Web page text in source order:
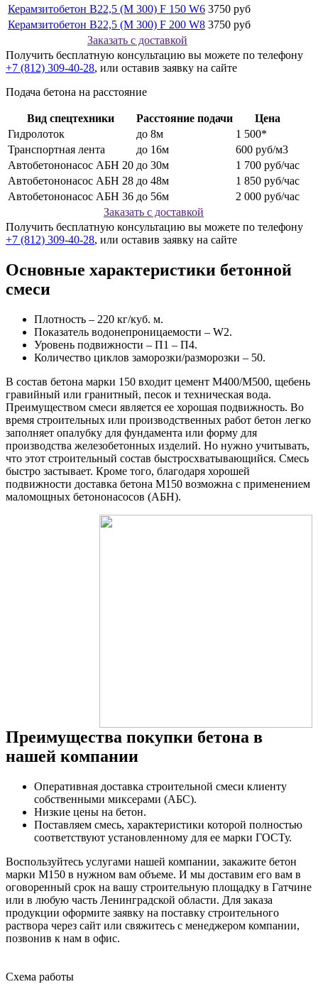
Керамзитобетон В22,5 (М 300) F 150 W6 3750 руб
Керамзитобетон В22,5 (М 300) F 200 W8 3750 руб
Заказать с доставкой
Получить бесплатную консультацию вы можете по телефону
+7 (812) 309-40-28, или оставив заявку на сайте
Подача бетона на расстояние
Вид спецтехники Расстояние подачи
Цена
Гидролоток
до 8м
1 500*
Транспортная лента
до 16м
600 руб/м3
Автобетононасос АБН 20 до 30м
1 700 руб/час
Автобетононасос АБН 28 до 48м
1 850 руб/час
Автобетононасос АБН 36 до 56м
2 000 руб/час
Заказать с доставкой
Получить бесплатную консультацию вы можете по телефону
+7 (812) 309-40-28, или оставив заявку на сайте
Основные характеристики бетонной
смеси
Плотность – 220 кг/куб. м.
Показатель водонепроницаемости – W2.
Уровень подвижности – П1 – П4.
Количество циклов заморозки/разморозки – 50.
В состав бетона марки 150 входит цемент М400/М500, щебень
гравийный или гранитный, песок и техническая вода.
Преимуществом смеси является ее хорошая подвижность. Во
время строительных или производственных работ бетон легко
заполняет опалубку для фундамента или форму для
производства железобетонных изделий. Но нужно учитывать,
что этот строительный состав быстросхватывающийся. Смесь
быстро застывает. Кроме того, благодаря хорошей
подвижности доставка бетона М150 возможна с применением
маломощных бетононасосов (АБН).
Преимущества покупки бетона в
нашей компании
Оперативная доставка строительной смеси клиенту
собственными миксерами (АБС).
Низкие цены на бетон.
Поставляем смесь, характеристики которой полностью
соответствуют установленному для ее марки ГОСТу.
Воспользуйтесь услугами нашей компании, закажите бетон
марки М150 в нужном вам объеме. И мы доставим его вам в
оговоренный срок на вашу строительную площадку в Гатчине
или в любую часть Ленинградской области. Для заказа
продукции оформите заявку на поставку строительного
раствора через сайт или свяжитесь с менеджером компании,
позвонив к нам в офис.
Схема работы